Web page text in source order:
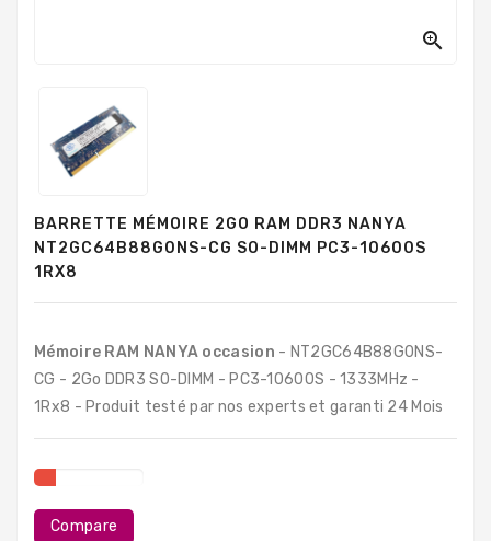
Mémoires
Durs
Composants
PC
Composants
PC
Portables
Destockage

BARRETTE MÉMOIRE 2GO RAM DDR3 NANYA
NT2GC64B88G0NS-CG SO-DIMM PC3-10600S
1RX8
Mémoire RAM NANYA occasion - NT2GC64B88G0NS-
CG - 2Go DDR3 SO-DIMM - PC3-10600S - 1333MHz -
1Rx8 - Produit testé par nos experts et garanti 24 Mois
Compare